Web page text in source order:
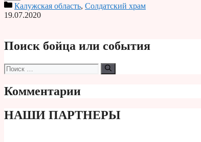
PrintКалужская область, Солдатский храм
19.07.2020
Поиск бойца или события
Поиск:
Комментарии
НАШИ ПАРТНЕРЫ